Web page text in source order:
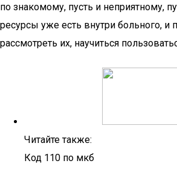
по знакомому, пусть и неприятному,
ресурсы уже есть внутри больного, и
рассмотреть их, научиться
Читайте также:
Код 110 по мкб